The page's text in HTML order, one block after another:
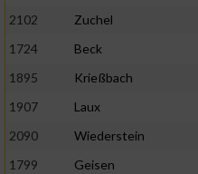
2102
Zuchel
1724
Beck
1895
Krießbach
1907
Laux
2090
Wiederstein
1799
Geisen